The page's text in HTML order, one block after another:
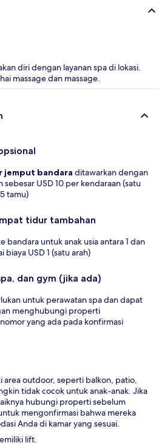
diri dengan layanan spa di lokasi.
massage dan massage.
jemput bandara ditawarkan dengan
sebesar USD 10 per kendaraan (satu
tamu)
tidur tambahan
bandara untuk anak usia antara 1 dan
biaya USD 1 (satu arah)
dan gym (jika ada)
untuk perawatan spa dan dapat
menghubungi properti
yang ada pada konfirmasi
area outdoor, seperti balkon, patio,
tidak cocok untuk anak-anak. Jika
hubungi properti sebelum
mengonfirmasi bahwa mereka
Anda di kamar yang sesuai.
lift.